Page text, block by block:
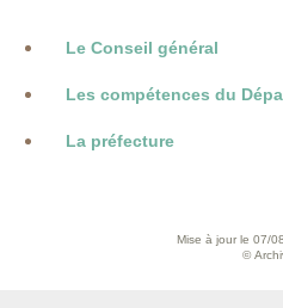
Le Conseil général
Les compétences du
La préfecture
Mise à jour le 07/
©